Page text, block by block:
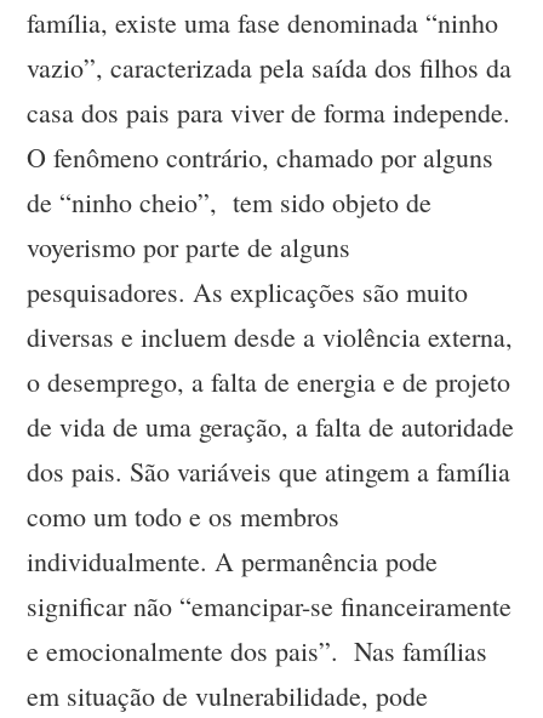
família, existe uma fase denominada “ninho
vazio”, caracterizada pela saída dos filhos da
casa dos pais para viver de forma independe.
O fenômeno contrário, chamado por alguns
de “ninho cheio”, tem sido objeto de
voyerismo por parte de alguns
pesquisadores. As explicações são muito
diversas e incluem desde a violência externa,
o desemprego, a falta de energia e de projeto
de vida de uma geração, a falta de autoridade
dos pais. São variáveis que atingem a família
como um todo e os membros
individualmente. A permanência pode
significar não “emancipar-se financeiramente
e emocionalmente dos pais”. Nas famílias
em situação de vulnerabilidade, pode